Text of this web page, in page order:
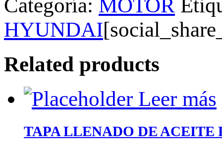
Categoría: MOTOR
HYUNDAI
Related products
Leer más
TAPA LLENADO DE